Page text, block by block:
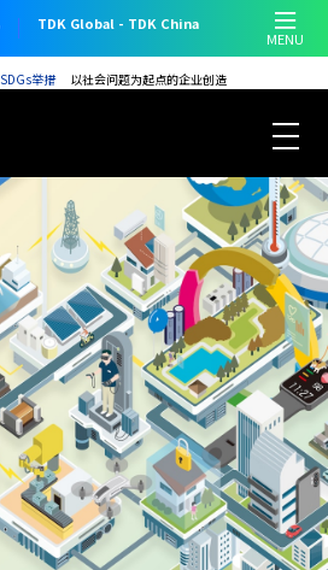
TDK Global - TDK China
MENU
SDGs举措 以社会问题为起点的企业创造